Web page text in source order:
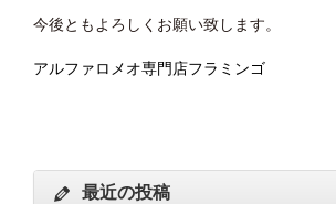
今後ともよろしくお願い致します。
アルファロメオ専門店フラミンゴ
最近の投稿